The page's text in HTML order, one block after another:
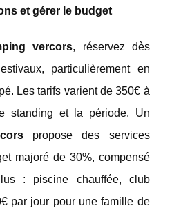
et gérer le budget
vercors, réservez dès
particulièrement en
Les tarifs varient de 350€ à
standing et la période. Un
propose des services
majoré de 30%, compensé
: piscine chauffée, club
par jour pour une famille de